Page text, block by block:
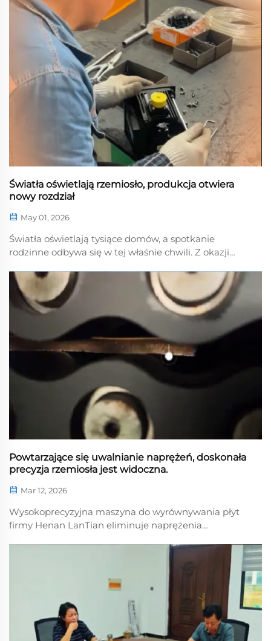
działalność. Nadal skupiamy się na precyzyjnej
produkcji, ścisłej kontroli szczegółów jakości i
tworzeniu wyrobów wysokiej klasy...
Światła oświetlają rzemiosło, produkcja otwiera
nowy rozdział
May 01, 2026
Światła oświetlają tysiące domów, a spotkanie
rodzinne odbywa się w tej właśnie chwili. Z okazji
Environmental Protection Engineering Technology
Co., Ltd. z sercem pozdrawia wszystkich pracowników
oraz cennych klientów...
Powtarzające się uwalnianie naprężeń, doskonała
precyzja rzemiosła jest widoczna.
Mar 12, 2026
Wysokoprecyzyjna maszyna do wyrównywania płyt
firmy Henan LanTian eliminuje naprężenia
wałków i ciśnienia, zapewniając wyrównanie o
wysokiej dokładności. Dzięki ścisłej kontroli
standardowej na każdym etapie procesu gwarantuje
płaskość z dokładnością do milimetra...